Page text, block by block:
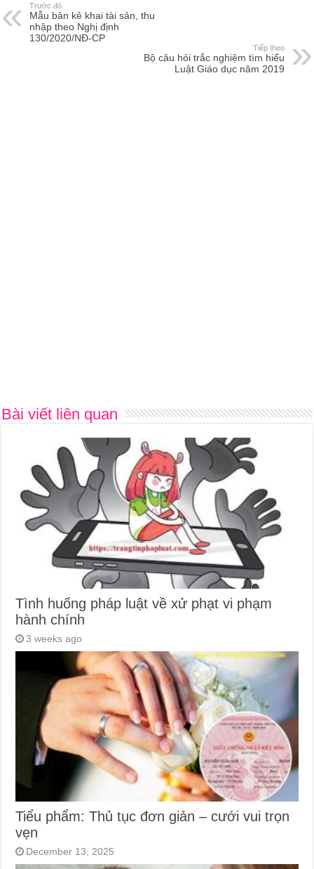
Trước đó
Mẫu bản kê khai tài sản, thu
nhập theo Nghị định
130/2020/NĐ-CP
Tiếp theo
Bộ câu hỏi trắc nghiệm tìm hiểu
Luật Giáo dục năm 2019
Bài viết liên quan
Tình huống pháp luật về xử phạt vi phạm
hành chính
3 weeks ago
Tiểu phẩm: Thủ tục đơn giản – cưới vui trọn
vẹn
December 13, 2025